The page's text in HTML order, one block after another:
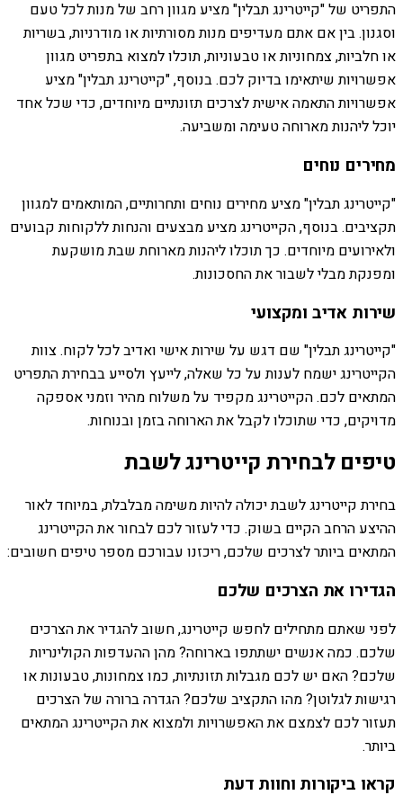
התפריט של "קייטרינג תבלין" מציע מגוון רחב של מנות לכל טעם
וסגנון. בין אם אתם מעדיפים מנות מסורתיות או מודרניות, בשריות
או חלביות, צמחוניות או טבעוניות, תוכלו למצוא בתפריט מגוון
אפשרויות שיתאימו בדיוק לכם. בנוסף, "קייטרינג תבלין" מציע
אפשרויות התאמה אישית לצרכים תזונתיים מיוחדים, כדי שכל אחד
יוכל ליהנות מארוחה טעימה ומשביעה.
מחירים נוחים
"קייטרינג תבלין" מציע מחירים נוחים ותחרותיים, המותאמים למגוון
תקציבים. בנוסף, הקייטרינג מציע מבצעים והנחות ללקוחות קבועים
ולאירועים מיוחדים. כך תוכלו ליהנות מארוחת שבת מושקעת
ומפנקת מבלי לשבור את החסכונות.
שירות אדיב ומקצועי
"קייטרינג תבלין" שם דגש על שירות אישי ואדיב לכל לקוח. צוות
הקייטרינג ישמח לענות על כל שאלה, לייעץ ולסייע בבחירת התפריט
המתאים לכם. הקייטרינג מקפיד על משלוח מהיר וזמני אספקה
מדויקים, כדי שתוכלו לקבל את הארוחה בזמן ובנוחות.
טיפים לבחירת קייטרינג לשבת
בחירת קייטרינג לשבת יכולה להיות משימה מבלבלת, במיוחד לאור
ההיצע הרחב הקיים בשוק. כדי לעזור לכם לבחור את הקייטרינג
המתאים ביותר לצרכים שלכם, ריכזנו עבורכם מספר טיפים חשובים:
הגדירו את הצרכים שלכם
לפני שאתם מתחילים לחפש קייטרינג, חשוב להגדיר את הצרכים
שלכם. כמה אנשים ישתתפו בארוחה? מהן ההעדפות הקולינריות
שלכם? האם יש לכם מגבלות תזונתיות, כמו צמחונות, טבעונות או
רגישות לגלוטן? מהו התקציב שלכם? הגדרה ברורה של הצרכים
תעזור לכם לצמצם את האפשרויות ולמצוא את הקייטרינג המתאים
ביותר.
קראו ביקורות וחוות דעת